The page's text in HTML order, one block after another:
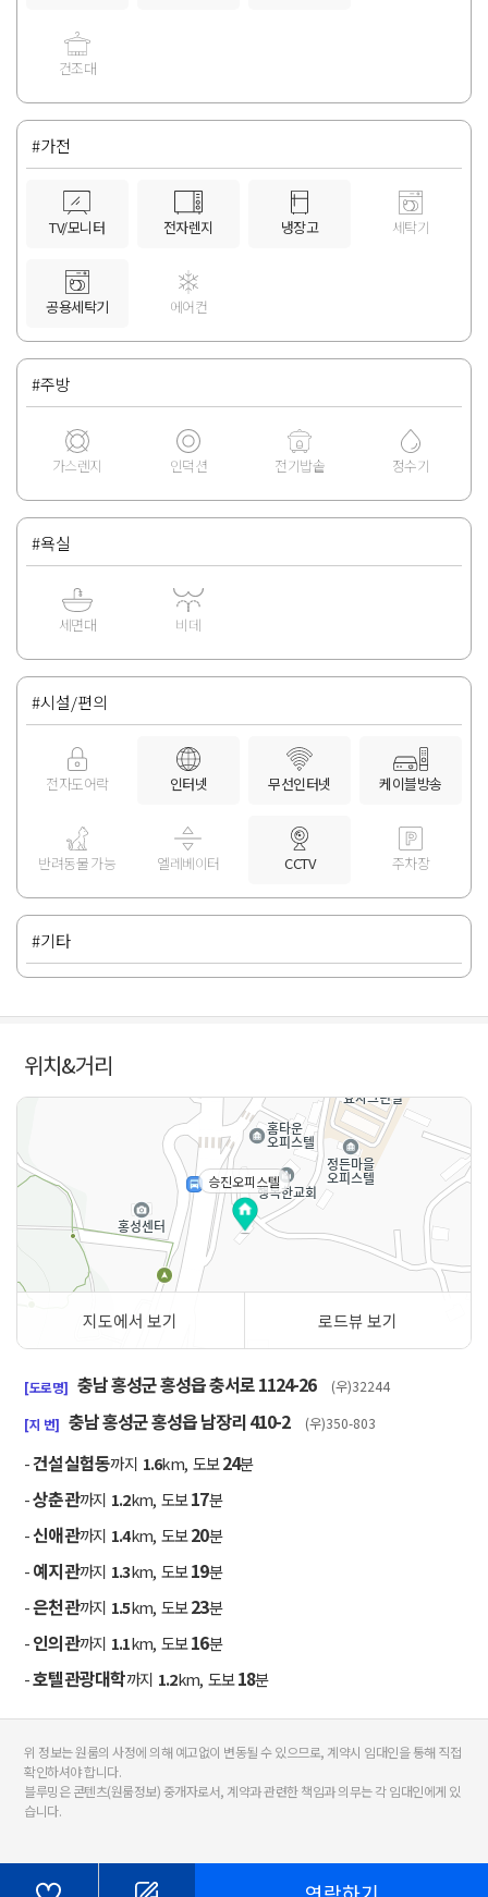
건조대
#가전
TV/모니터 전자렌지 냉장고 세탁기
공용세탁기 에어컨
#주방
가스렌지 인덕션 전기밥솥 정수기
#욕실
세면대 비데
#시설/편의
전자도어락 인터넷 무선인터넷 케이블방송
반려동물 가능 엘레베이터 CCTV 주차장
#기타
위치&거리
승진오피스텔
지도에서 보기 로드뷰 보기
[도로명] 충남 홍성군 홍성읍 충서로 1124-26 (우)32244
[지 번] 충남 홍성군 홍성읍 남장리 410-2 (우)350-803
-건설실험동까지 1.6km, 도보24분
-상춘관까지 1.2km, 도보17분
-신애관까지 1.4km, 도보20분
-예지관까지 1.3km, 도보19분
-은천관까지 1.5km, 도보23분
-인의관까지 1.1km, 도보16분
-호텔관광대학까지 1.2km, 도보18분
위 정보는 원룸의 사정에 의해 예고없이 변동될 수 있으므로, 계약시 임대인을 통해 직접
확인하셔야 합니다.
블루밍은 콘텐츠(원룸정보) 중개자로서, 계약과 관련한 책임과 의무는 각 임대인에게 있
습니다.